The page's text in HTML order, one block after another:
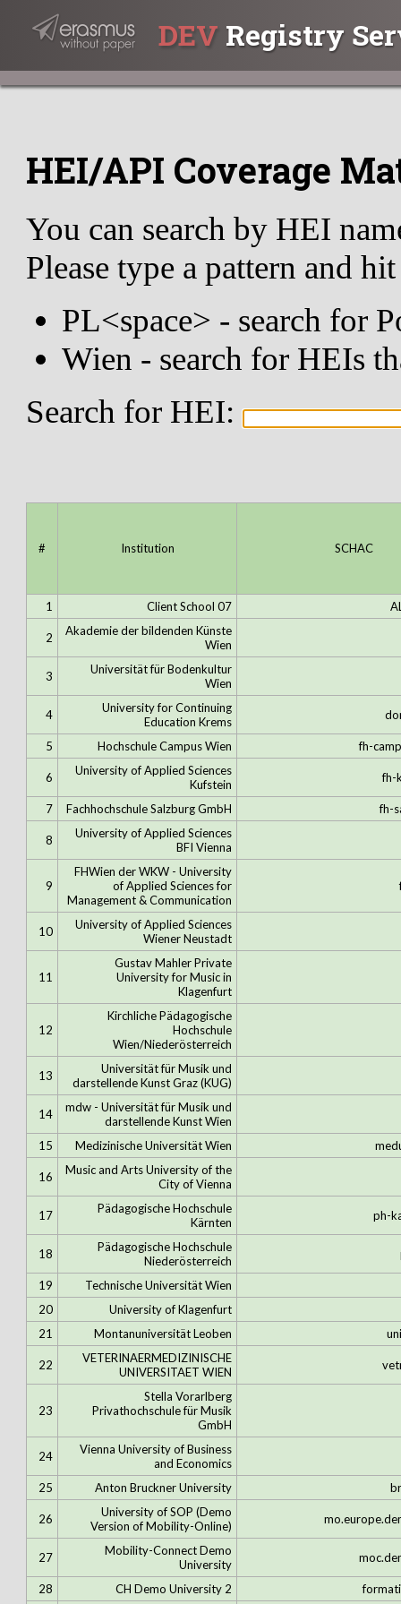
DEV Registry
HEI/API Coverage
You can search by HEI
Please type a pattern and
PL<space> - search for
Wien - search for HEIs
Search for HEI:
1 Client School 07
2
Akademie der bildenden Künste
Wien
3
Universität für Bodenkultur
Wien
4
University for Continuing
Education Krems
5 Hochschule Campus Wien fh-
6
University of Applied Sciences
Kufstein
fh-
7 Fachhochschule Salzburg GmbH fh-
8
University of Applied Sciences
BFI Vienna
9
FHWien der WKW - University
of Applied Sciences for
Management & Communication
10
University of Applied Sciences
Wiener Neustadt
11
Gustav Mahler Private
University for Music in
Klagenfurt
12
Kirchliche Pädagogische
Hochschule
Wien/Niederösterreich
13
Universität für Musik und
darstellende Kunst Graz (KUG)
14
mdw - Universität für Musik und
darstellende Kunst Wien
15
Medizinische Universität Wien
16
Music and Arts University of the
City of Vienna
17
Pädagogische Hochschule
Kärnten
ph-
18
Pädagogische Hochschule
Niederösterreich
19
Technische Universität Wien
20
University of Klagenfurt
21
Montanuniversität Leoben
22
VETERINAERMEDIZINISCHE
UNIVERSITAET WIEN
23
Stella Vorarlberg
Privathochschule für Musik
GmbH
24
Vienna University of Business
and Economics
25
Anton Bruckner University
26
University of SOP (Demo
Version of Mobility-Online)
27
Mobility-Connect Demo
University
28 CH Demo University 2
# Institution SCHAC